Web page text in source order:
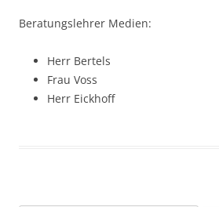
Beratungslehrer Medien:
Herr Bertels
Frau Voss
Herr Eickhoff